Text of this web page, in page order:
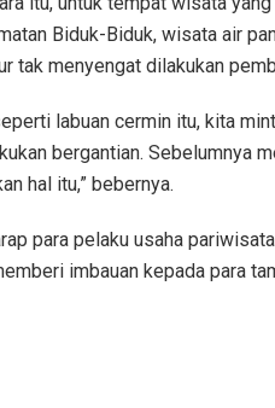
Biduk-Biduk, wisata air
tak menyengat dilakukan
labuan cermin itu, kita
bergantian. Sebelumnya
hal itu,” bebernya.
para pelaku usaha
imbauan kepada para